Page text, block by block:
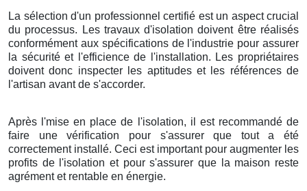
La sélection d'un professionnel certifié est un aspect crucial
du processus. Les travaux d'isolation doivent être réalisés
conformément aux spécifications de l'industrie pour assurer
la sécurité et l'efficience de l'installation. Les propriétaires
doivent donc inspecter les aptitudes et les références de
l'artisan avant de s'accorder.
Après l'mise en place de l'isolation, il est recommandé de
faire une vérification pour s'assurer que tout a été
correctement installé. Ceci est important pour augmenter les
profits de l'isolation et pour s'assurer que la maison reste
agrément et rentable en énergie.